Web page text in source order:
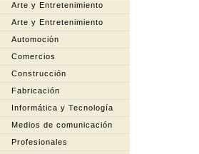
Arte y Entretenimiento
Arte y Entretenimiento
Automoción
Comercios
Construcción
Fabricación
Informática y Tecnología
Medios de comunicación
Profesionales